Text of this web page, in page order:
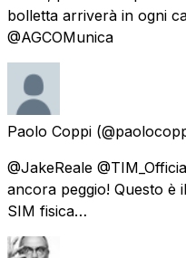
bolletta arriverà in ogni
@AGCOMunica
Paolo Coppi
@JakeReale
ancora peggio! Questo è
SIM fisica…